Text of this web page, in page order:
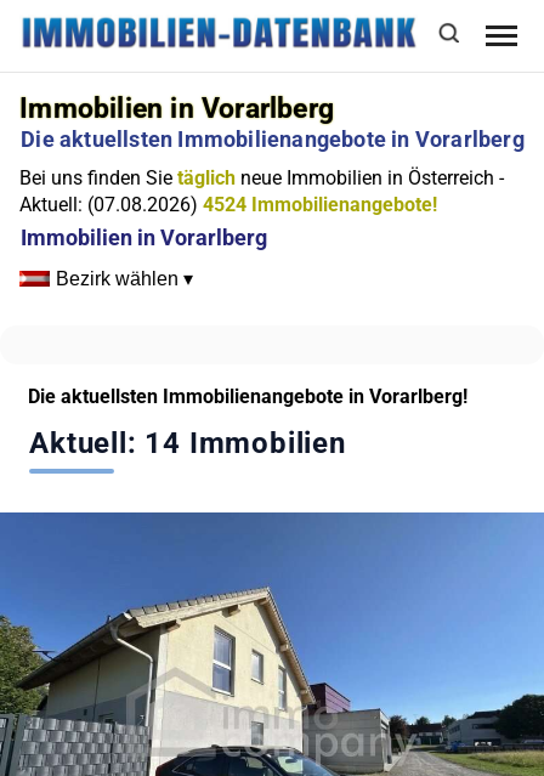
Immobilien in Vorarlberg
Die aktuellsten Immobilienangebote in Vorarlberg
Bei uns finden Sietäglich neue Immobilien in Österreich -
Aktuell: (07.08.2026)4524 Immobilienangebote!
Immobilien in Vorarlberg
Bezirk wählen ▾
Die aktuellsten Immobilienangebote in Vorarlberg!
Aktuell: 14 Immobilien